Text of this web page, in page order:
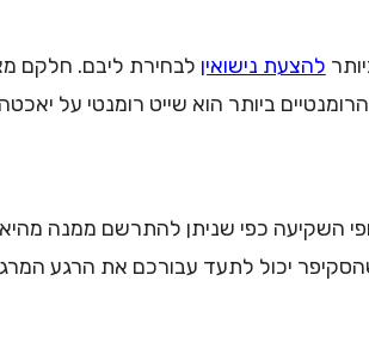
להצעת נישואין לבחירת ליבם. חלקם
ביותר הוא שייט רומנטי על
השקיעה כפי שניתן להתרשם ממנה
יכול לתעד עבורכם את הרגע